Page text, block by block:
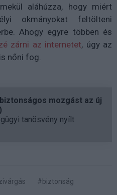
aláhúzza, hogy miért
okmányokat feltölteni
Ahogy egyre többen és
zárni az internetet, úgy az
nőni fog.
mozgást az új
tanösvény nyílt
#biztonság